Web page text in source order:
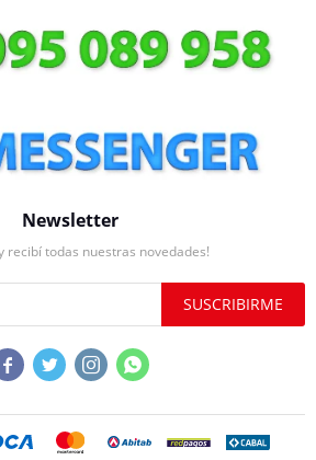
Newsletter
recibí todas nuestras novedades!
SUSCRIBIRME
   